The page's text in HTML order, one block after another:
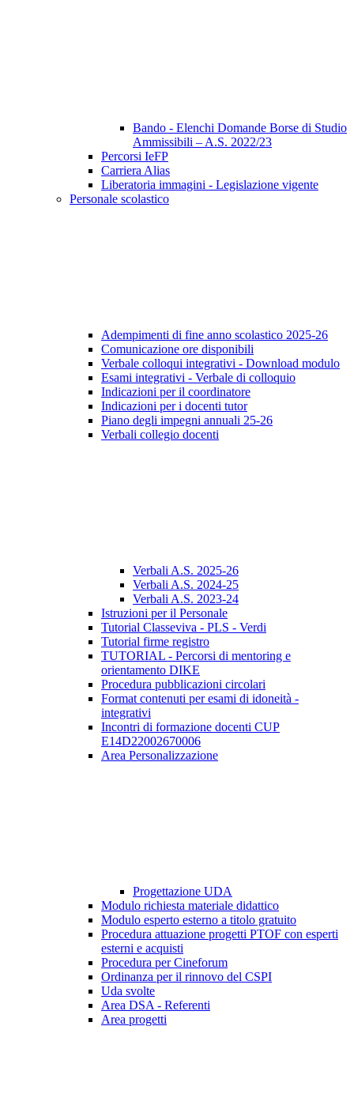
Bando - Elenchi Domande Borse di Studio
Ammissibili – A.S. 2022/23
Percorsi IeFP
Carriera Alias
Liberatoria immagini - Legislazione vigente
Personale scolastico
Adempimenti di fine anno scolastico 2025-26
Comunicazione ore disponibili
Verbale colloqui integrativi - Download modulo
Esami integrativi - Verbale di colloquio
Indicazioni per il coordinatore
Indicazioni per i docenti tutor
Piano degli impegni annuali 25-26
Verbali collegio docenti
Verbali A.S. 2025-26
Verbali A.S. 2024-25
Verbali A.S. 2023-24
Istruzioni per il Personale
Tutorial Classeviva - PLS - Verdi
Tutorial firme registro
TUTORIAL - Percorsi di mentoring e
orientamento DIKE
Procedura pubblicazioni circolari
Format contenuti per esami di idoneità -
integrativi
Incontri di formazione docenti CUP
E14D22002670006
Area Personalizzazione
Progettazione UDA
Modulo richiesta materiale didattico
Modulo esperto esterno a titolo gratuito
Procedura attuazione progetti PTOF con esperti
esterni e acquisti
Procedura per Cineforum
Ordinanza per il rinnovo del CSPI
Uda svolte
Area DSA - Referenti
Area progetti